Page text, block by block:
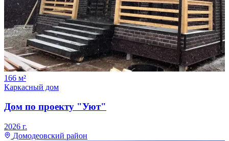
166 м²
Каркасный дом
Дом по проекту "Уют"
2026 г.
Домодеовский район